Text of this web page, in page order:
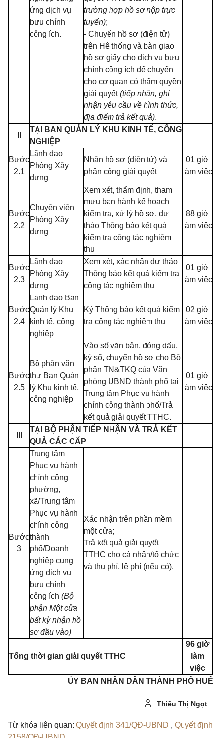
ứng dịch vụ
bưu chính
công ích.
trường hợp hồ sơ nộp trực
tuyến);
- Chuyển hồ sơ (điện tử)
trên Hệ thống và bàn giao
hồ sơ giấy cho dịch vụ bưu
chính công ích để chuyển
cho cơ quan có thẩm quyền
giải quyết(tiếp nhận, ghi
nhận yêu cầu về hình thức,
địa điểm trả kết quả).
TẠI BAN QUẢN LÝ KHU KINH TẾ, CÔNG
NGHIỆP
Bước
2.1
Lãnh đạo
Phòng Xây
dựng
Nhận hồ sơ (điện tử) và
phân công giải quyết
01 giờ
làm việc
Bước
2.2
Chuyên viên
Phòng Xây
dựng
Xem xét, thẩm định, tham
mưu ban hành kế hoạch
kiểm tra, xử lý hồ sơ, dự
thảo Thông báo kết quả
kiểm tra công tác nghiệm
thu
88 giờ
làm việc
Bước
2.3
Lãnh đạo
Phòng Xây
dựng
Xem xét, xác nhận dự thảo
Thông báo kết quả kiểm tra
công tác nghiệm thu
01 giờ
làm việc
Bước
2.4
Lãnh đạo Ban
Quản lý Khu
kinh tế, công
nghiệp
Ký Thông báo kết quả kiểm
tra công tác nghiệm thu
02 giờ
làm việc
Bước
2.5
Bộ phận văn
thư Ban Quản
lý Khu kinh tế,
công nghiệp
Vào số văn bản, đóng dấu,
ký số, chuyển hồ sơ cho Bộ
phận TN&TKQ của Văn
phòng UBND thành phố tại
Trung tâm Phục vụ hành
chính công thành phố/Trả
kết quả giải quyết TTHC.
01 giờ
làm việc
TẠI BỘ PHẬN TIẾP NHẬN VÀ TRẢ KẾT
QUẢ CÁC CẤP
Bước
3
Trung tâm
Phục vụ hành
chính công
phường,
xã/Trung tâm
Phục vụ hành
chính công
thành
phố/Doanh
nghiệp cung
ứng dịch vụ
bưu chính
công ích (Bộ
phận Một cửa
bất kỳ nhận hồ
sơ đầu vào)
Xác nhận trên phần mềm
một cửa;
Trả kết quả giải quyết
TTHC cho cá nhân/tổ chức
và thu phí, lệ phí (nếu có).
Tổng thời gian giải quyết TTHC
96 giờ
làm
việc
ỦY BAN NHÂN DÂN THÀNH PHỐ HUẾ
Thiều Thị Ngọt
Từ khóa liên quan: Quyết định 341/QĐ-UBND , Quyết định